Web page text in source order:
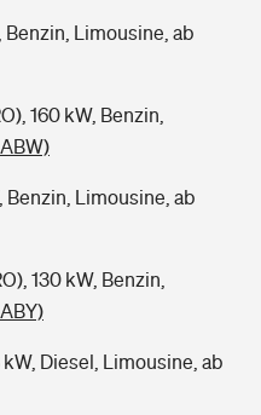
Benzin, Limousine, ab
160 kW, Benzin,
Benzin, Limousine, ab
130 kW, Benzin,
Diesel, Limousine, ab